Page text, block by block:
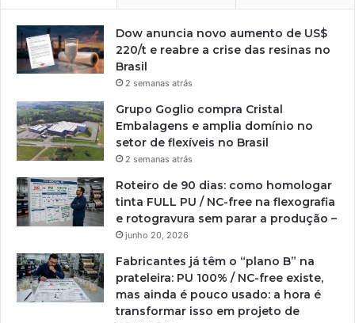
Dow anuncia novo aumento de US$
220/t e reabre a crise das resinas no
Brasil
2 semanas atrás
Grupo Goglio compra Cristal
Embalagens e amplia domínio no
setor de flexíveis no Brasil
2 semanas atrás
Roteiro de 90 dias: como homologar
tinta FULL PU / NC-free na flexografia
e rotogravura sem parar a produção –
junho 20, 2026
Fabricantes já têm o “plano B” na
prateleira: PU 100% / NC-free existe,
mas ainda é pouco usado: a hora é
transformar isso em projeto de